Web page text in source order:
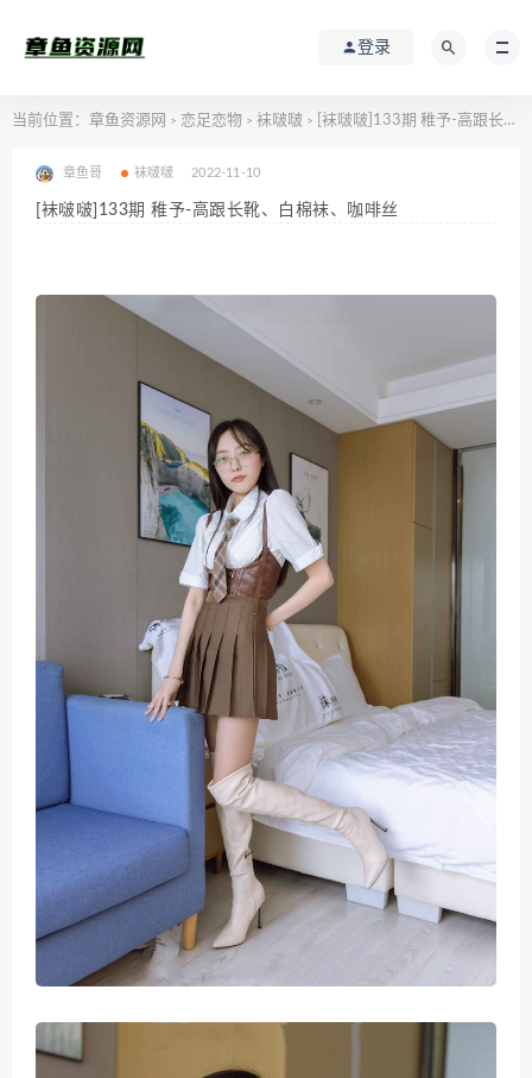
登录
当前位置： 章鱼资源网 > 恋足恋物 > 袜啵啵 > [袜啵啵]133期 稚予-高跟长靴、白棉袜、咖啡丝
章鱼哥 袜啵啵 2022-11-10
[袜啵啵]133期 稚予-高跟长靴、白棉袜、咖啡丝